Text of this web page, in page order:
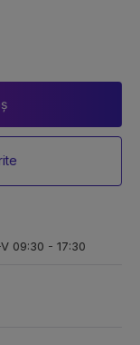
V 09:30 - 17:30